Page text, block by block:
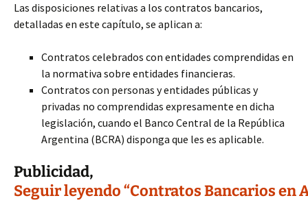
Las disposiciones relativas a los contratos bancarios,
detalladas en este capítulo, se aplican a:
Contratos celebrados con entidades comprendidas en
la normativa sobre entidades financieras.
Contratos con personas y entidades públicas y
privadas no comprendidas expresamente en dicha
legislación, cuando el Banco Central de la República
Argentina (BCRA) disponga que les es aplicable.
Publicidad,
Seguir leyendo “Contratos Bancarios en